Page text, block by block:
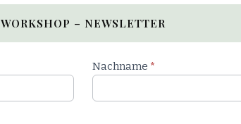
WORKSHOP – NEWSLETTER
Nachname *